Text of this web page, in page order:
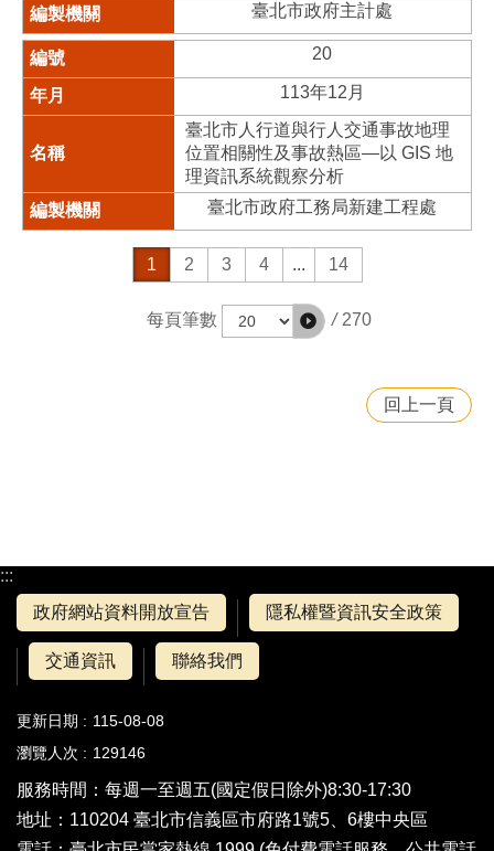
臺北市政府主計處
20
113年12月
臺北市人行道與行人交通事故地理
位置相關性及事故熱區—以 GIS 地
理資訊系統觀察分析
臺北市政府工務局新建工程處
1 2 3 4 ... 14
每頁筆數 / 270
回上一頁
:::
政府網站資料開放宣告
隱私權暨資訊安全政策
交通資訊 聯絡我們
更新日期
115-08-08
瀏覽人次
129146
服務時間：每週一至週五(國定假日除外)8:30-17:30
地址：110204 臺北市信義區市府路1號5、6樓中央區